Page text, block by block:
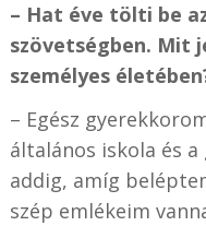
– Hat éve tölti be
szövetségben. Mit
személyes
– Egész
általános iskola és
addig, amíg
szép emlékeim